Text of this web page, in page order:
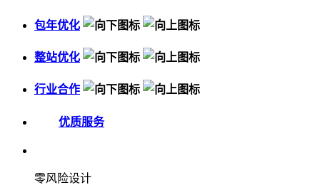
包年优化
整站优化
行业合作
优质服务
零风险设计